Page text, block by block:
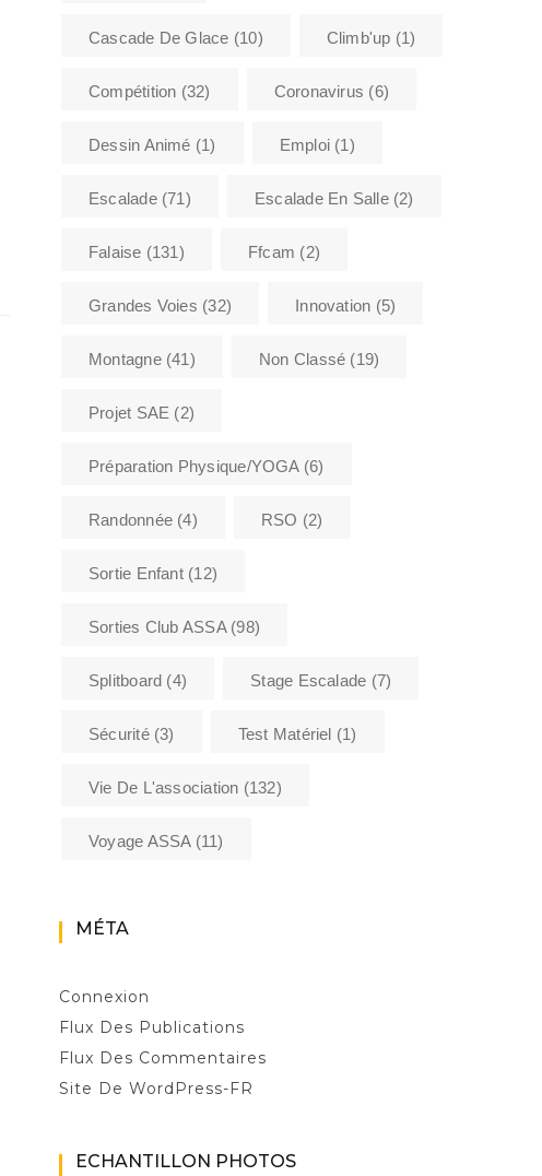
Cascade De Glace (10) Climb'up (1)
Compétition (32) Coronavirus (6)
Dessin Animé (1) Emploi(1)
Escalade(71) Escalade En Salle(2)
Falaise (131) Ffcam (2)
Grandes Voies (32) Innovation (5)
Montagne(41) Non Classé (19)
Projet SAE (2)
Préparation Physique/YOGA(6)
Randonnée (4) RSO (2)
Sortie Enfant(12)
Sorties Club ASSA(98)
Splitboard (4) Stage Escalade (7)
Sécurité(3) Test Matériel (1)
Vie De L'association (132)
Voyage ASSA(11)
MÉTA
Connexion
Flux Des Publications
Flux Des Commentaires
Site De WordPress-FR
ECHANTILLON PHOTOS